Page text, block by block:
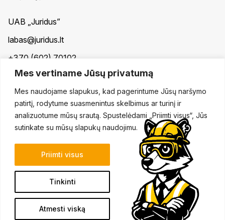
Mes vertiname Jūsų privatumą
Mes naudojame slapukus, kad pagerintume Jūsų naršymo
patirtį, rodytume suasmenintus skelbimus ar turinį ir
analizuotume mūsų srautą. Spustelėdami „Priimti visus“, Jūs
sutinkate su mūsų slapukų naudojimu.
Tinkinti
Atmesti viską
Priimti visus
UAB „Juridus”
labas@juridus.lt
+370 (602) 70102
Taikos pr. 30, Klaipėda
ES projektų įgyvendinimas
© 2026. Visos teisės saugomos.